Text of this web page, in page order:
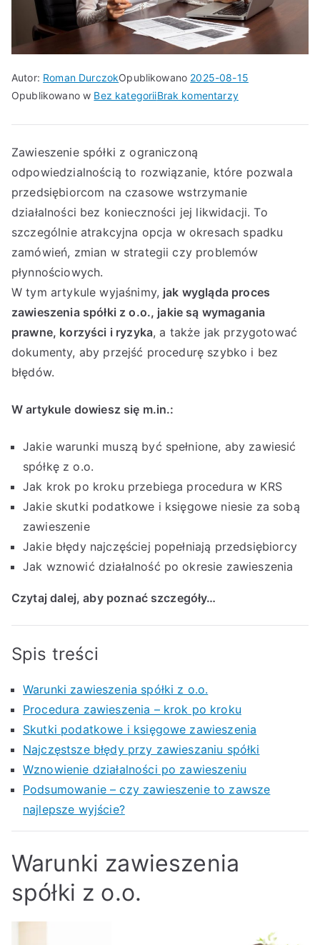
Autor: Roman DurczokOpublikowano 2025-08-15
Opublikowano w Bez kategoriiBrak komentarzydo
i
bezpieczna
droga
wstrzymania
działalności
Zawieszenie spółki z ograniczoną
odpowiedzialnością to rozwiązanie, które pozwala
przedsiębiorcom na czasowe wstrzymanie
działalności bez konieczności jej likwidacji. To
szczególnie atrakcyjna opcja w okresach spadku
zamówień, zmian w strategii czy problemów
płynnościowych.
W tym artykule wyjaśnimy, jak wygląda proces
zawieszenia spółki z o.o., jakie są wymagania
prawne, korzyści i ryzyka, a także jak przygotować
dokumenty, aby przejść procedurę szybko i bez
błędów.
W artykule dowiesz się m.in.:
Jakie warunki muszą być spełnione, aby zawiesić
spółkę z o.o.
Jak krok po kroku przebiega procedura w KRS
Jakie skutki podatkowe i księgowe niesie za sobą
zawieszenie
Jakie błędy najczęściej popełniają przedsiębiorcy
Jak wznowić działalność po okresie zawieszenia
Czytaj dalej, aby poznać szczegóły…
Spis treści
Warunki zawieszenia spółki z o.o.
Procedura zawieszenia – krok po kroku
Skutki podatkowe i księgowe zawieszenia
Najczęstsze błędy przy zawieszaniu spółki
Wznowienie działalności po zawieszeniu
Podsumowanie – czy zawieszenie to zawsze
najlepsze wyjście?
Warunki zawieszenia
spółki z o.o.